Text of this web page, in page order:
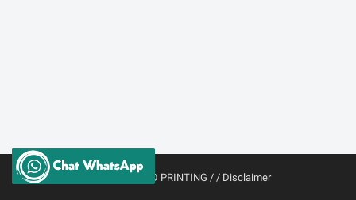
TIGA D PRINTING / / Disclaimer